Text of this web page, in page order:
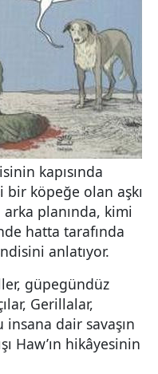
kapısında
bir köpeğe olan aşkı
planında, kimi
hatta tarafında
anlatıyor.
güpegündüz
Gerillalar,
dair savaşın
Haw’ın hikâyesinin